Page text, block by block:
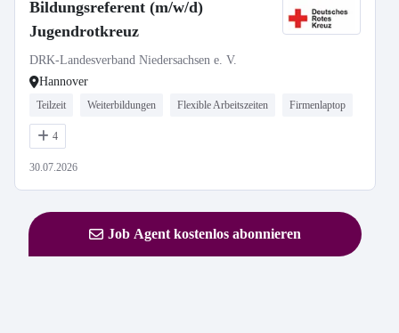
Bildungsreferent (m/w/d)
Jugendrotkreuz
DRK-Landesverband Niedersachsen e. V.
Hannover
Teilzeit Weiterbildungen Flexible Arbeitszeiten Firmenlaptop
4
30.07.2026
Job Agent kostenlos abonnieren